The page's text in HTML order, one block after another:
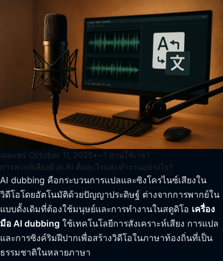
เผยแพร่ October 11, 2025 • ~1 อ่านใช้เวลา
การพากย์เสียงด้วย AI คืออะไรและทำงานอย่างไร?
AI dubbing คือกระบวนการแปลและซิงโครไนซ์เสียงใน
วิดีโอโดยอัตโนมัติด้วยปัญญาประดิษฐ์ ต่างจากการพากย์ใน
แบบดั้งเดิมที่ต้องใช้มนุษย์และการทำงานในสตูดิโอ เครื่อง
มือ AI dubbing ใช้เทคโนโลยีการสังเคราะห์เสียง การแปล
และการซิงค์ริมฝีปากเพื่อสร้างวิดีโอในภาษาท้องถิ่นที่เป็น
ธรรมชาติในหลายภาษา